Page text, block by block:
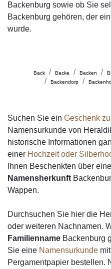
Backenburg sowie ob Sie
Backenburg gehören, der
wurde.
Back Backe Backen
Backendorp
Suchen Sie ein Geschenk
Namensurkunde von
historische Informationen
einer Hochzeit oder
Ihnen Beschenkten über
Namensherkunft
Wappen.
Durchsuchen Sie hier die
oder weiteren Nachnamen.
Familienname Backenburg
Sie eine Namensurkunde
Pergamentpapier bestellen.